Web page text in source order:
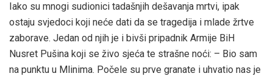
Iako su mnogi sudionici tadašnjih dešavanja mrtvi, ipak
ostaju svjedoci koji neće dati da se tragedija i mlade žrtve
zaborave. Jedan od njih je i bivši pripadnik Armije BiH
Nusret Pušina koji se živo sjeća te strašne noći: – Bio sam
na punktu u Mlinima. Počele su prve granate i uhvatio nas je